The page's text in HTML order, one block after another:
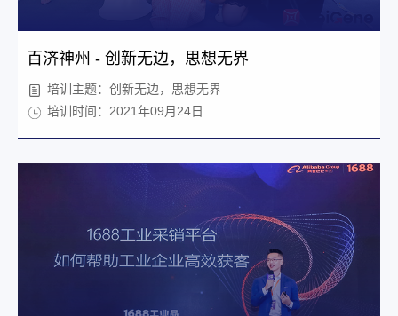
百济神州 - 创新无边，思想无界
培训主题：创新无边，思想无界
培训时间：2021年09月24日